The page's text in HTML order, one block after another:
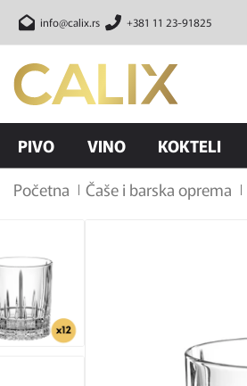
info@calix.rs +381 11 23-91825
PIVO VINO KOKTELI
Početna
Čaše i barska oprema